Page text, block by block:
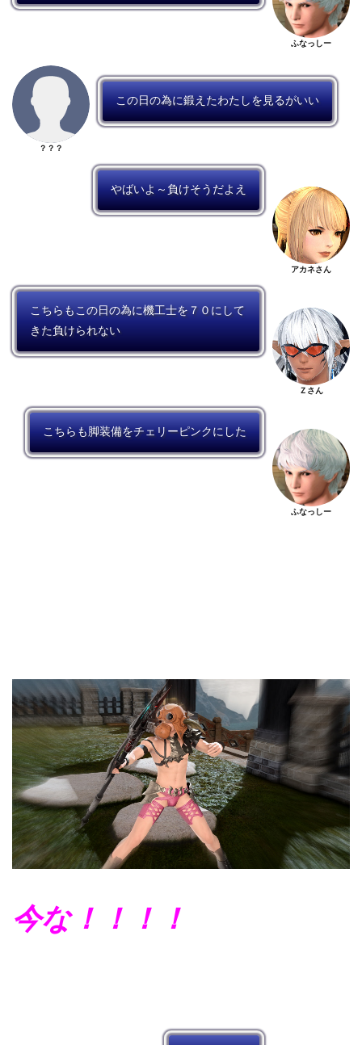
ふなっしー
？？？
この日の為に鍛えたわたしを見るがいい
やばいよ～負けそうだよえ
アカネさん
こちらもこの日の為に機工士を７０にして
きた負けられない
Ｚさん
こちらも脚装備をチェリーピンクにした
ふなっしー
今な！！！！